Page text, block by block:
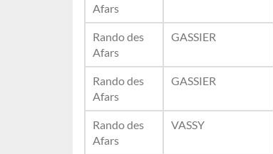
Afars
Rando des
Afars
GASSIER
Rando des
Afars
GASSIER
Rando des
Afars
VASSY